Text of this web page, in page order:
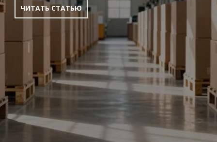
ЧИТАТЬ СТАТЬЮ